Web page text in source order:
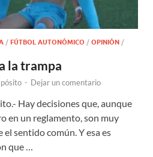
/ FÚTBOL AUTONÓMICO / OPINIÓN /
la trampa
- Dejar un comentario
Hay decisiones que, aunque
en un reglamento, son muy
sentido común. Y esa es
que …